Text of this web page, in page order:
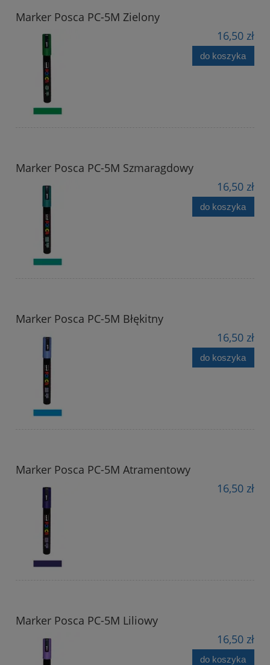
Marker Posca PC-5M Zielony
16,50 zł
do koszyka
Marker Posca PC-5M Szmaragdowy
16,50 zł
do koszyka
Marker Posca PC-5M Błękitny
16,50 zł
do koszyka
Marker Posca PC-5M Atramentowy
16,50 zł
Marker Posca PC-5M Liliowy
16,50 zł
do koszyka